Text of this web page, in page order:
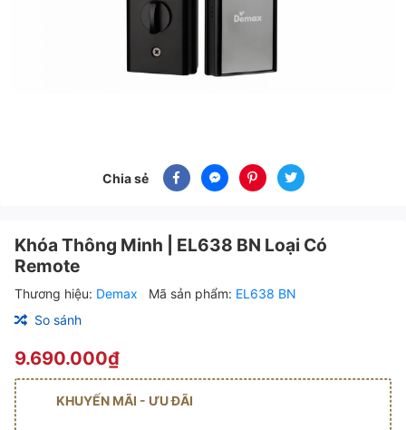
Chia sẻ
Khóa Thông Minh | EL638 BN Loại Có
Remote
Thương hiệu: Demax Mã sản phẩm: EL638 BN
So sánh
9.690.000₫
KHUYẾN MÃI - ƯU ĐÃI